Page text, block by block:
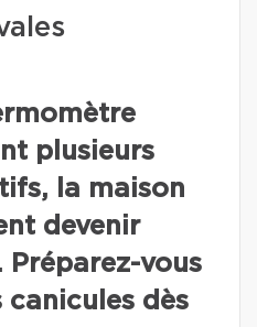
plusieurs
la maison
devenir
vous
dès